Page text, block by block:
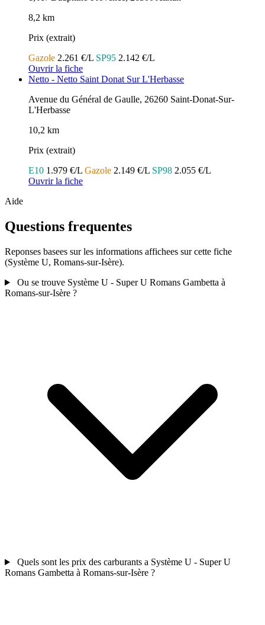
8,2 km
Prix (extrait)
Gazole 2.261 €/L SP95 2.142 €/L
Ouvrir la fiche
Netto - Netto Saint Donat Sur L'Herbasse
Avenue du Général de Gaulle, 26260 Saint-Donat-Sur-
L'Herbasse
10,2 km
Prix (extrait)
E10 1.979 €/L Gazole 2.149 €/L SP98 2.055 €/L
Ouvrir la fiche
Aide
Questions frequentes
Reponses basees sur les informations affichees sur cette fiche
(Système U, Romans-sur-Isère).
Ou se trouve Système U - Super U Romans Gambetta à
Romans-sur-Isère ?
Quels sont les prix des carburants a Système U - Super U
Romans Gambetta à Romans-sur-Isère ?